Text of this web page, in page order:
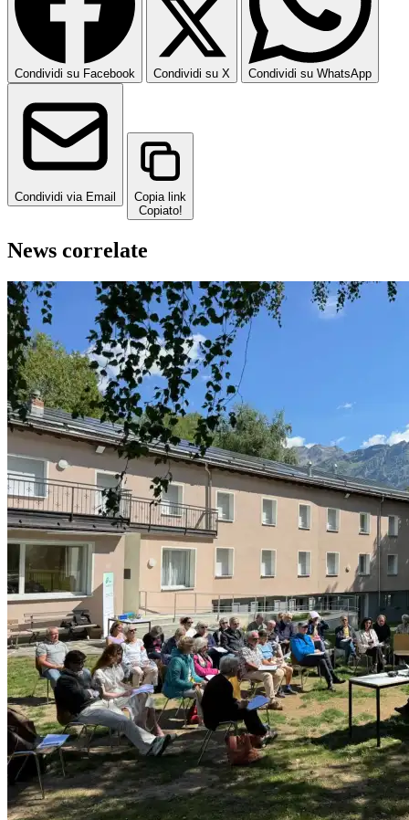
Condividi su Facebook Condividi su X Condividi su WhatsApp
Condividi via Email
Copia link
Copiato!
News correlate